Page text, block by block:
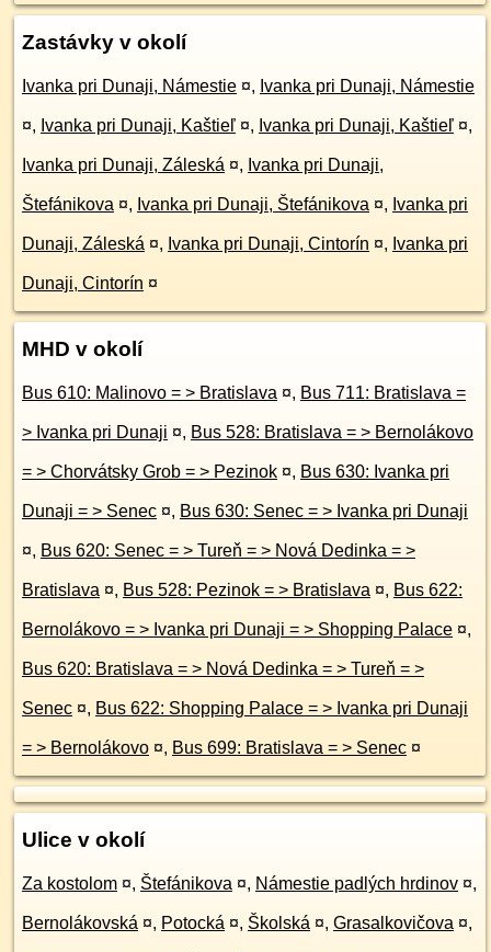
Zastávky v okolí
Ivanka pri Dunaji, Námestie ¤, Ivanka pri Dunaji, Námestie
¤, Ivanka pri Dunaji, Kaštieľ ¤, Ivanka pri Dunaji, Kaštieľ ¤,
Ivanka pri Dunaji, Záleská ¤, Ivanka pri Dunaji,
Štefánikova ¤, Ivanka pri Dunaji, Štefánikova ¤, Ivanka pri
Dunaji, Záleská ¤, Ivanka pri Dunaji, Cintorín ¤, Ivanka pri
Dunaji, Cintorín ¤
MHD v okolí
Bus 610: Malinovo = > Bratislava ¤, Bus 711: Bratislava =
> Ivanka pri Dunaji ¤, Bus 528: Bratislava = > Bernolákovo
= > Chorvátsky Grob = > Pezinok ¤, Bus 630: Ivanka pri
Dunaji = > Senec ¤, Bus 630: Senec = > Ivanka pri Dunaji
¤, Bus 620: Senec = > Tureň = > Nová Dedinka = >
Bratislava ¤, Bus 528: Pezinok = > Bratislava ¤, Bus 622:
Bernolákovo = > Ivanka pri Dunaji = > Shopping Palace ¤,
Bus 620: Bratislava = > Nová Dedinka = > Tureň = >
Senec ¤, Bus 622: Shopping Palace = > Ivanka pri Dunaji
= > Bernolákovo ¤, Bus 699: Bratislava = > Senec ¤
Ulice v okolí
Za kostolom ¤, Štefánikova ¤, Námestie padlých hrdinov ¤,
Bernolákovská ¤, Potocká ¤, Školská ¤, Grasalkovičova ¤,